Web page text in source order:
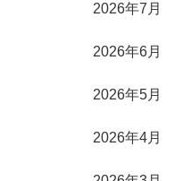
2026年7月
2026年6月
2026年5月
2026年4月